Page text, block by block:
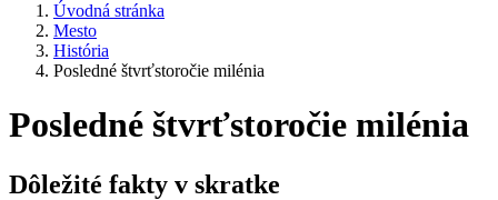
Úvodná stránka
Mesto
História
Posledné štvrťstoročie milénia
Posledné štvrťstoročie milénia
Dôležité fakty v skratke